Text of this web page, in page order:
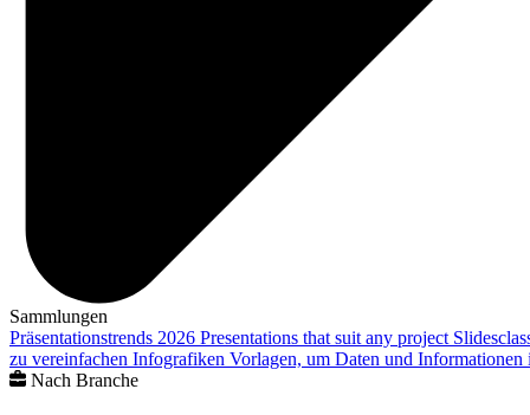
Sammlungen
Präsentationstrends 2026 Presentations that suit any project
zu vereinfachen Infografiken Vorlagen, um Daten und
Nach Branche